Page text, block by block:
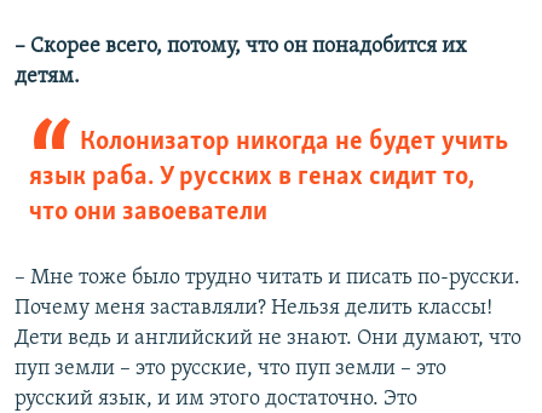
–​ Скорее всего, потому, что он понадобится их
детям.
Колонизатор никогда не будет учить
язык раба. У русских в генах сидит то,
что они завоеватели
– Мне тоже было трудно читать и писать по-русски.
Почему меня заставляли? Нельзя делить классы!
Дети ведь и английский не знают. Они думают, что
пуп земли – это русские, что пуп земли – это
русский язык, и им этого достаточно. Это